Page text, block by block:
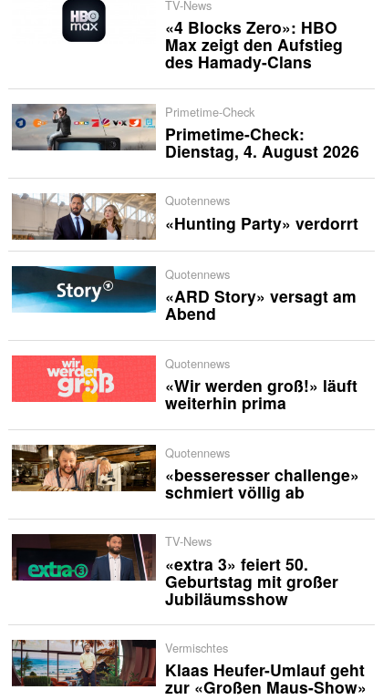
TV-News
«4 Blocks Zero»: HBO
Max zeigt den Aufstieg
des Hamady-Clans
Primetime-Check
Primetime-Check:
Dienstag, 4. August 2026
Quotennews
«Hunting Party» verdorrt
Quotennews
«ARD Story» versagt am
Abend
Quotennews
«Wir werden groß!» läuft
weiterhin prima
Quotennews
«besseresser challenge»
schmiert völlig ab
TV-News
«extra 3» feiert 50.
Geburtstag mit großer
Jubiläumsshow
Vermischtes
Klaas Heufer-Umlauf geht
zur «Großen Maus-Show»